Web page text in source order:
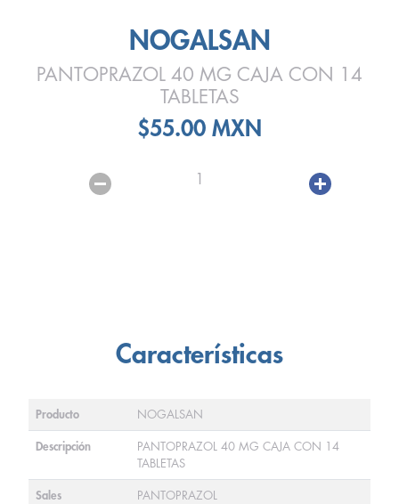
NOGALSAN
PANTOPRAZOL 40 MG CAJA CON 14
TABLETAS
$55.00 MXN
1
Características
Producto NOGALSAN
Descripción
PANTOPRAZOL 40 MG CAJA CON 14
TABLETAS
Sales PANTOPRAZOL